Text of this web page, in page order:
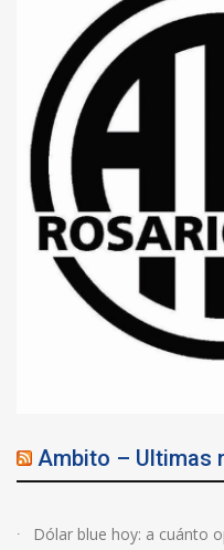
Ambito – Ultimas
Dólar blue hoy: a cuánto